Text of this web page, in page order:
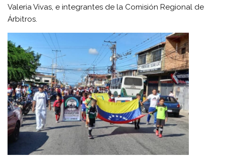
Valeria Vivas, e integrantes de la Comisión Regional de
Árbitros.